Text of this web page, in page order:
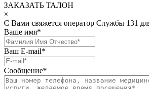
ЗАКАЗАТЬ ТАЛОН
×
С Вами свяжется оператор Службы 131
Ваше имя*
Ваш E-mail*
Сообщение*